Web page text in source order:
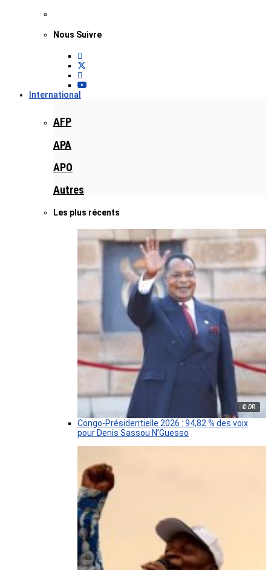
Nous Suivre
International
AFP
APA
APO
Autres
Les plus récents
© DR
Congo-Présidentielle 2026 : 94,82 % des voix
pour Denis Sassou N’Guesso